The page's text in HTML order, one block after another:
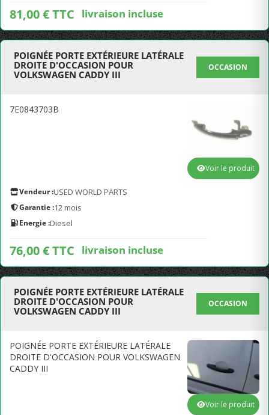
81,00 € TTC livraison incluse
POIGNÉE PORTE EXTÉRIEURE LATÉRALE
DROITE D'OCCASION POUR
VOLKSWAGEN CADDY III
OCCASION
7E0843703B
Vendeur :USED WORLD PARTS
Garantie :12 mois
Energie :Diesel
76,00 € TTC livraison incluse
Voir le produit
POIGNÉE PORTE EXTÉRIEURE LATÉRALE
DROITE D'OCCASION POUR
VOLKSWAGEN CADDY III
OCCASION
POIGNÉE PORTE EXTÉRIEURE LATÉRALE
DROITE D'OCCASION POUR VOLKSWAGEN
CADDY III
Voir le produit